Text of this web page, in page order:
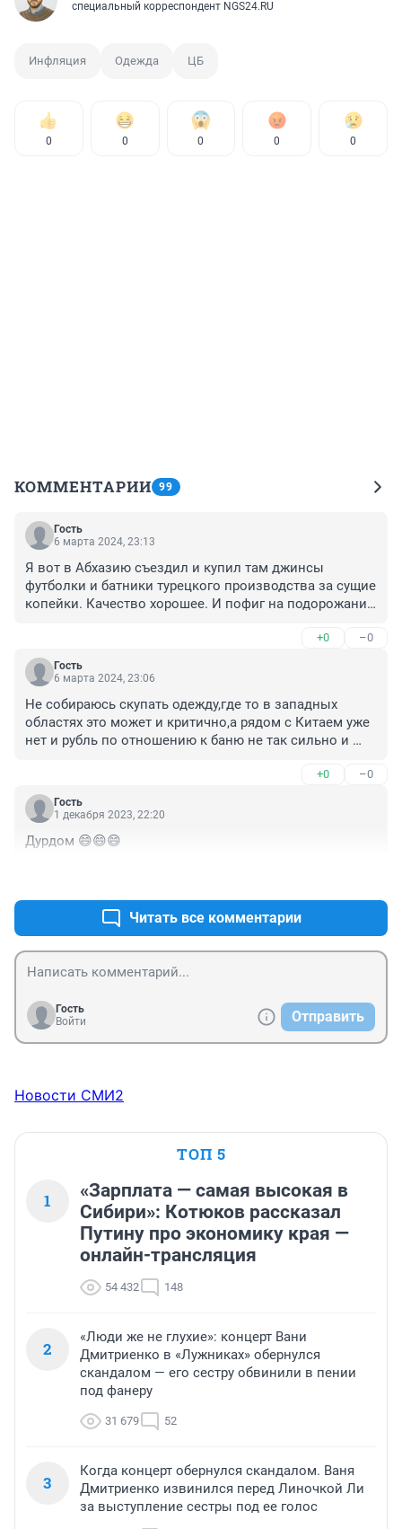
специальный корреспондент NGS24.RU
Инфляция Одежда ЦБ
0 0 0 0 0
КОММЕНТАРИИ 99
Гость
6 марта 2024, 23:13
Я вот в Абхазию съездил и купил там джинсы
футболки и батники турецкого производства за сущие
копейки. Качество хорошее. И пофиг на подорожание
+0 –0
Гость
6 марта 2024, 23:06
Не собираюсь скупать одежду,где то в западных
областях это может и критично,а рядом с Китаем уже
нет и рубль по отношению к баню не так сильно и
+0 –0
Гость
1 декабря 2023, 22:20
Дурдом 😄😄😄
Читать все комментарии
Гость
Войти
Отправить
Новости СМИ2
ТОП 5
1
«Зарплата — самая высокая в
Сибири»: Котюков рассказал
Путину про экономику края —
онлайн-трансляция
54 432 148
2
«Люди же не глухие»: концерт Вани
Дмитриенко в «Лужниках» обернулся
скандалом — его сестру обвинили в пении
под фанеру
31 679 52
3
Когда концерт обернулся скандалом. Ваня
Дмитриенко извинился перед Линочкой Ли
за выступление сестры под ее голос